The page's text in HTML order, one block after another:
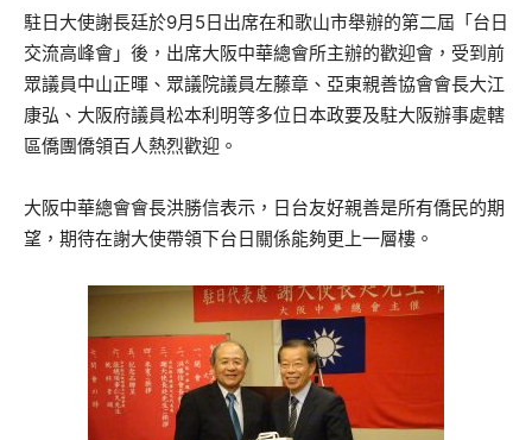
駐日大使謝長廷於9月5日出席在和歌山市舉辦的第二屆「台日
交流高峰會」後，出席大阪中華總會所主辦的歡迎會，受到前
眾議員中山正暉、眾議院議員左藤章、亞東親善協會會長大江
康弘、大阪府議員松本利明等多位日本政要及駐大阪辦事處轄
區僑團僑領百人熱烈歡迎。
大阪中華總會會長洪勝信表示，日台友好親善是所有僑民的期
望，期待在謝大使帶領下台日關係能夠更上一層樓。